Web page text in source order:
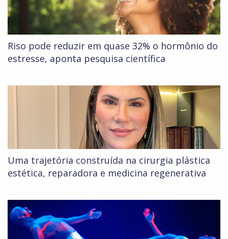
Riso pode reduzir em quase 32% o hormônio do
estresse, aponta pesquisa científica
Uma trajetória construída na cirurgia plástica
estética, reparadora e medicina regenerativa